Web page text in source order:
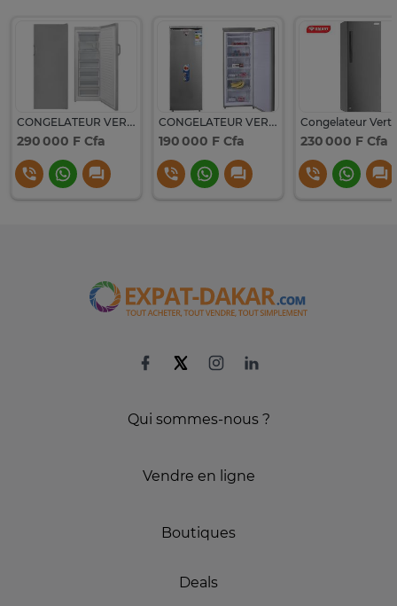
CONGELATEUR VERTICAL 332L FINIX
290 000 F Cfa
CONGELATEUR VERTICAL ASTECH
190 000 F Cfa 230 000 F Cfa
Qui sommes-nous ?
Vendre en ligne
Boutiques
Deals